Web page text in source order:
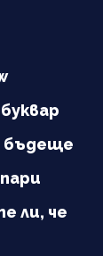
бъдеще
ли, че